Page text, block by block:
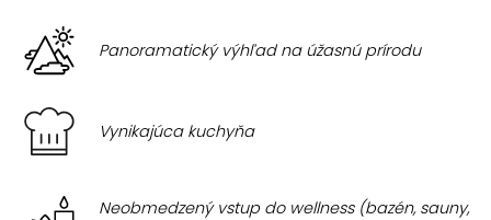
Panoramatický výhľad na úžasnú prírodu
Vynikajúca kuchyňa
Neobmedzený vstup do wellness (bazén, sauny,